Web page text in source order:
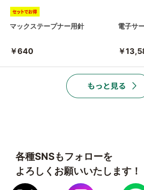
マックステープナー用針
￥640
電子サ
￥
各種SNSもフォローを
よろしくお願いいたします！